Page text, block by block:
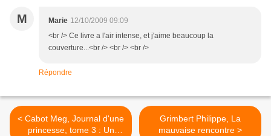
M Marie 12/10/2009 09:09
<br /> Ce livre a l'air intense, et j'aime beaucoup la
couverture...<br /> <br /> <br />
Répondre
< Cabot Meg, Journal d'une
princesse, tome 3 : Un
Grimbert Philippe, La
mauvaise rencontre >